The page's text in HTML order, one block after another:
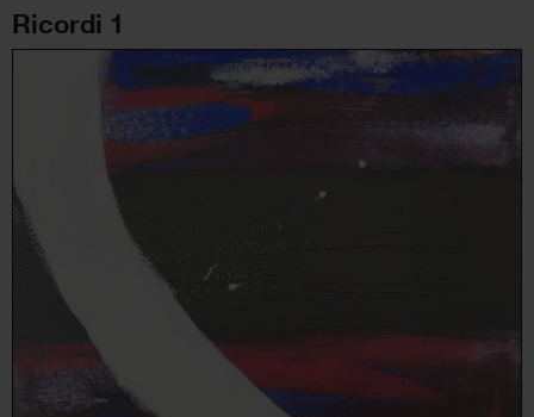
Ricordi 1